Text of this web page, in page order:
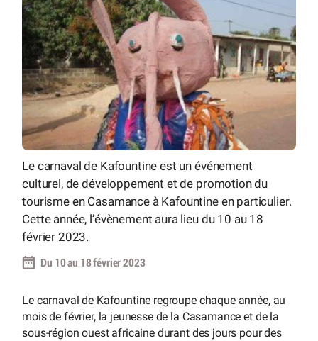
Le carnaval de Kafountine est un événement
culturel, de développement et de promotion du
tourisme en Casamance à Kafountine en particulier.
Cette année, l’évènement aura lieu du 10 au 18
février 2023.
Du 10 au 18 février 2023
Le carnaval de Kafountine regroupe chaque année, au
mois de février, la jeunesse de la Casamance et de la
sous-région ouest africaine durant des jours pour des